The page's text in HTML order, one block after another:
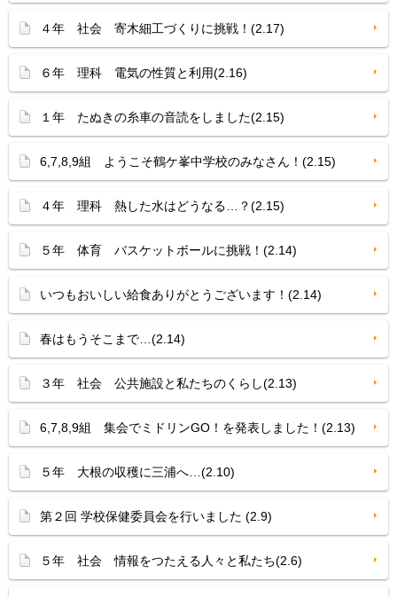
４年 社会 寄木細工づくりに挑戦！(2.17)
６年 理科 電気の性質と利用(2.16)
１年 たぬきの糸車の音読をしました(2.15)
6,7,8,9組 ようこそ鶴ケ峯中学校のみなさん！(2.15)
４年 理科 熱した水はどうなる…？(2.15)
５年 体育 バスケットボールに挑戦！(2.14)
いつもおいしい給食ありがとうございます！(2.14)
春はもうそこまで…(2.14)
３年 社会 公共施設と私たちのくらし(2.13)
6,7,8,9組 集会でミドリンGO！を発表しました！(2.13)
５年 大根の収穫に三浦へ…(2.10)
第２回 学校保健委員会を行いました (2.9)
５年 社会 情報をつたえる人々と私たち(2.6)